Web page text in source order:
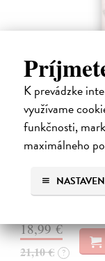
K prevádzke
využívame
funkčnosti,
maximálneho
Obušky a
Karlíková Eva|
Kniha přináší
Gruzie v
s proevropským
stranou. Autorka,…
18,99 €
21,10 € ?